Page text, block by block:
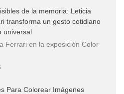
de la memoria: Leticia
transforma un gesto cotidiano
universal
Ferrari en la exposición Color
Para Colorear Imágenes